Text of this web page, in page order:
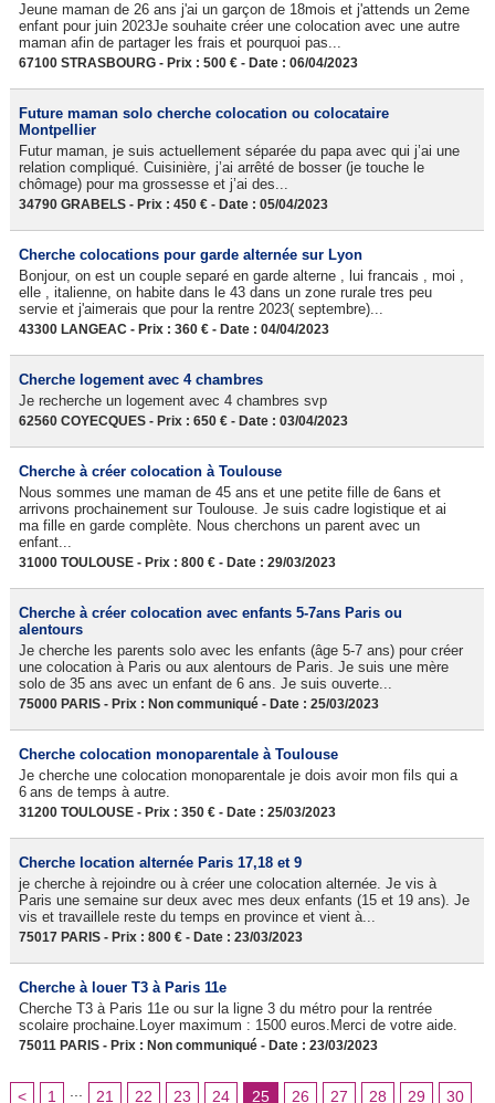
Jeune maman de 26 ans j'ai un garçon de 18mois et j'attends un 2eme
enfant pour juin 2023Je souhaite créer une colocation avec une autre
maman afin de partager les frais et pourquoi pas...
67100 STRASBOURG - Prix : 500 € - Date : 06/04/2023
Future maman solo cherche colocation ou colocataire
Montpellier
Futur maman, je suis actuellement séparée du papa avec qui j’ai une
relation compliqué. Cuisinière, j’ai arrêté de bosser (je touche le
chômage) pour ma grossesse et j’ai des...
34790 GRABELS - Prix : 450 € - Date : 05/04/2023
Cherche colocations pour garde alternée sur Lyon
Bonjour, on est un couple separé en garde alterne , lui francais , moi ,
elle , italienne, on habite dans le 43 dans un zone rurale tres peu
servie et j'aimerais que pour la rentre 2023( septembre)...
43300 LANGEAC - Prix : 360 € - Date : 04/04/2023
Cherche logement avec 4 chambres
Je recherche un logement avec 4 chambres svp
62560 COYECQUES - Prix : 650 € - Date : 03/04/2023
Cherche à créer colocation à Toulouse
Nous sommes une maman de 45 ans et une petite fille de 6ans et
arrivons prochainement sur Toulouse. Je suis cadre logistique et ai
ma fille en garde complète. Nous cherchons un parent avec un
enfant...
31000 TOULOUSE - Prix : 800 € - Date : 29/03/2023
Cherche à créer colocation avec enfants 5-7ans Paris ou
alentours
Je cherche les parents solo avec les enfants (âge 5-7 ans) pour créer
une colocation à Paris ou aux alentours de Paris. Je suis une mère
solo de 35 ans avec un enfant de 6 ans. Je suis ouverte...
75000 PARIS - Prix : Non communiqué - Date : 25/03/2023
Cherche colocation monoparentale à Toulouse
Je cherche une colocation monoparentale je dois avoir mon fils qui a
6 ans de temps à autre.
31200 TOULOUSE - Prix : 350 € - Date : 25/03/2023
Cherche location alternée Paris 17,18 et 9
je cherche à rejoindre ou à créer une colocation alternée. Je vis à
Paris une semaine sur deux avec mes deux enfants (15 et 19 ans). Je
vis et travaillele reste du temps en province et vient à...
75017 PARIS - Prix : 800 € - Date : 23/03/2023
Cherche à louer T3 à Paris 11e
Cherche T3 à Paris 11e ou sur la ligne 3 du métro pour la rentrée
scolaire prochaine.Loyer maximum : 1500 euros.Merci de votre aide.
75011 PARIS - Prix : Non communiqué - Date : 23/03/2023
< 1 21 22 23 24 25 26 27 28 29 30